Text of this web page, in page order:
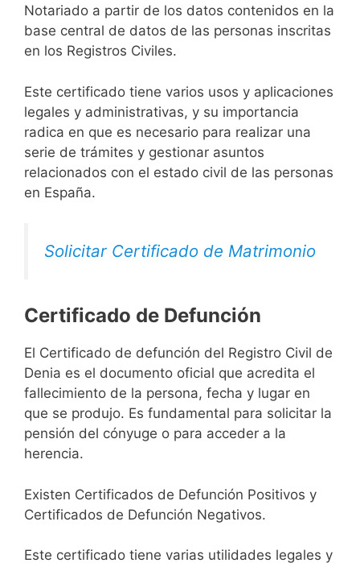
Notariado a partir de los datos contenidos en la
base central de datos de las personas inscritas
en los Registros Civiles.
Este certificado tiene varios usos y aplicaciones
legales y administrativas, y su importancia
radica en que es necesario para realizar una
serie de trámites y gestionar asuntos
relacionados con el estado civil de las personas
en España.
Solicitar Certificado de Matrimonio
Certificado de Defunción
El Certificado de defunción del Registro Civil de
Denia es el documento oficial que acredita el
fallecimiento de la persona, fecha y lugar en
que se produjo. Es fundamental para solicitar la
pensión del cónyuge o para acceder a la
herencia.
Existen Certificados de Defunción Positivos y
Certificados de Defunción Negativos.
Este certificado tiene varias utilidades legales y